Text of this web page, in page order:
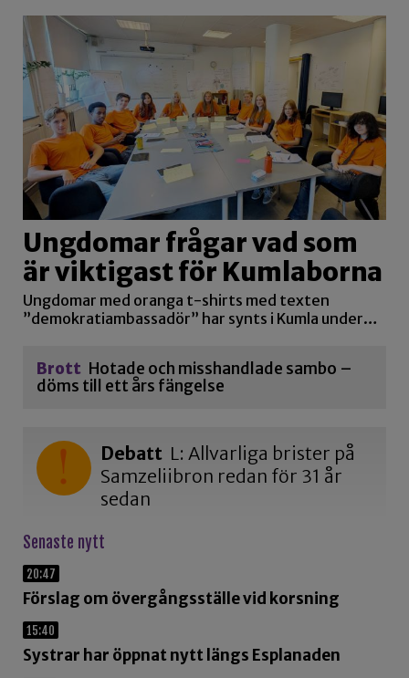
Ungdomar frågar vad som
är viktigast för Kumlaborna
Ungdomar med oranga t-shirts med texten
”demokratiambassadör” har synts i Kumla under…
Brott Hotade och misshandlade sambo –
döms till ett års fängelse
Debatt L: Allvarliga brister på
Samzeliibron redan för 31 år
sedan
Senaste nytt
20:47
Förslag om övergångsställe vid korsning
15:40
Systrar har öppnat nytt längs Esplanaden